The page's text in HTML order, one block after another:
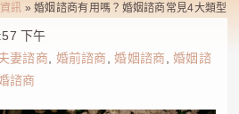
訊 »婚姻諮商有用嗎？婚姻諮商常見4大類型
下午
妻諮商 婚前諮商 ,婚姻諮商 ,婚姻諮
諮商